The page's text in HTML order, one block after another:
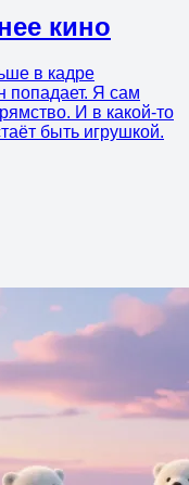
кино
в кадре
попадает. Я сам
И в какой-то
быть игрушкой.